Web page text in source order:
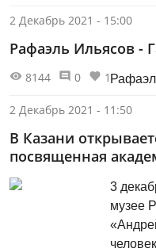
2 Декабрь 2021 - 15:00
Рафаэль Ильясов -
8144 0 1
2 Декабрь 2021 - 11:50
В Казани
посвященная
3
музее